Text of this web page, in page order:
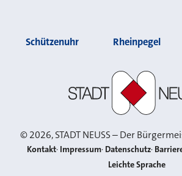
Schützenuhr Rheinpegel
©2026, STADT NEUSS – Der
Kontakt Impressum Datenschutz
Leichte Sprache